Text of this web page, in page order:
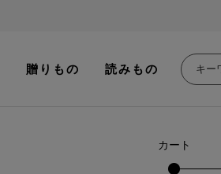
贈りもの 読みもの
カート